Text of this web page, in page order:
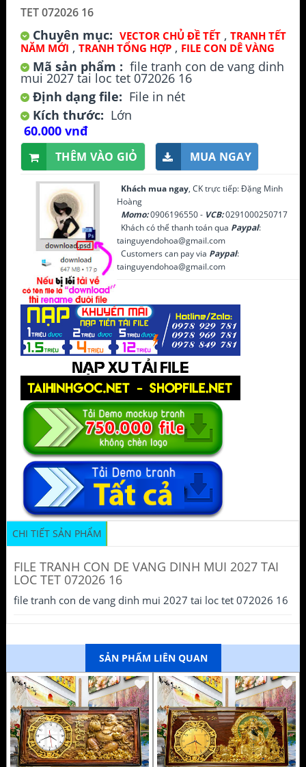
TET 072026 16
Chuyên mục: VECTOR CHỦ ĐỀ TẾT , TRANH TẾT
NĂM MỚI , TRANH TỔNG HỢP , FILE CON DÊ VÀNG
Mã sản phẩm : file tranh con de vang dinh
mui 2027 tai loc tet 072026 16
Định dạng file: File in nét
Kích thước: Lớn
60.000 vnđ
THÊM VÀO GIỎ MUA NGAY
Khách mua ngay, CK trực tiếp: Đặng Minh
Hoàng
Momo:0906196550 - VCB:0291000250717
Khách có thể thanh toán qua Paypal:
tainguyendohoa@gmail.com
Customers can pay via Paypal:
tainguyendohoa@gmail.com
CHI TIẾT SẢN PHẨM
FILE TRANH CON DE VANG DINH MUI 2027 TAI
LOC TET 072026 16
file tranh con de vang dinh mui 2027 tai loc tet 072026 16
SẢN PHẨM LIÊN QUAN